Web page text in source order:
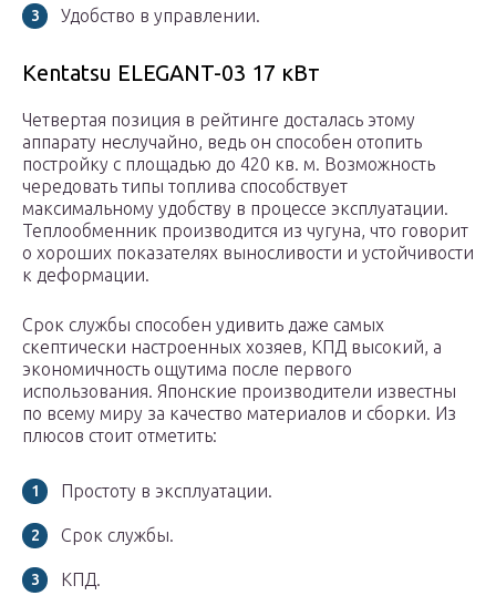
Удобство в управлении.
Kentatsu ELEGANT-03 17 кВт
Четвертая позиция в рейтинге досталась этому
аппарату неслучайно, ведь он способен отопить
постройку с площадью до 420 кв. м. Возможность
чередовать типы топлива способствует
максимальному удобству в процессе эксплуатации.
Теплообменник производится из чугуна, что говорит
о хороших показателях выносливости и устойчивости
к деформации.
Срок службы способен удивить даже самых
скептически настроенных хозяев, КПД высокий, а
экономичность ощутима после первого
использования. Японские производители известны
по всему миру за качество материалов и сборки. Из
плюсов стоит отметить:
Простоту в эксплуатации.
Срок службы.
КПД.